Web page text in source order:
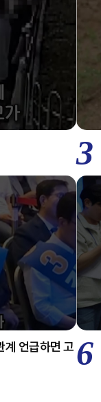
3
계 언급하면 고 6